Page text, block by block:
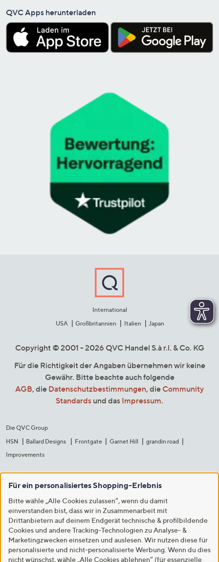
QVC Apps herunterladen
International
USA
Großbritannien Italien Japan
Copyright © 2001 - 2026 QVC Handel S.à r.l. & Co. KG
Für die Richtigkeit der Angaben übernehmen wir keine
Gewähr. Bitte beachte auch folgende
AGB, die Datenschutzbestimmungen, die Community
Standards und das Impressum.
Die QVC Group
HSN
Ballard Designs Frontgate Garnet Hill
grandin road
Improvements
Für ein personalisiertes Shopping-Erlebnis
Bitte wähle „Alle Cookies zulassen“, wenn du damit
einverstanden bist, dass wir in Zusammenarbeit mit
Drittanbietern auf deinem Endgerät technische & profilbildende
Cookies und andere Tracking-Technologien zu Analyse- &
Marketingzwecken einsetzen und auslesen. Wir nutzen diese für
personalisierte und nicht-personalisierte Werbung. Wenn du dies
nicht wünschst, wähle „Alle Cookies ablehnen“ (für essenzielle